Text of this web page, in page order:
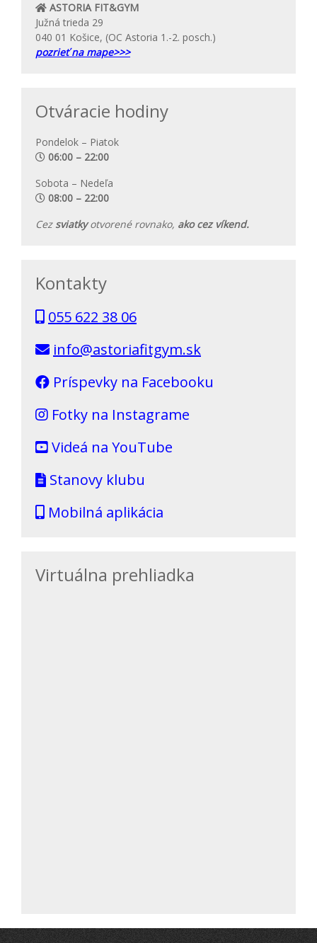
ASTORIA FIT&GYM
Južná trieda 29
040 01 Košice, (OC Astoria 1.-2. posch.)
pozrieť na mape>>>
Otváracie hodiny
Pondelok – Piatok
06:00 – 22:00
Sobota – Nedeľa
08:00 – 22:00
Cez sviatkyotvorené rovnako, ako cez víkend.
Kontakty
055 622 38 06
info@astoriafitgym.sk
Príspevky na Facebooku
Fotky na Instagrame
Videá na YouTube
Stanovy klubu
Mobilná aplikácia
Virtuálna prehliadka